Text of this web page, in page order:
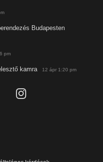
Budapesten
pm
kamra 12 ápr 1:20 pm